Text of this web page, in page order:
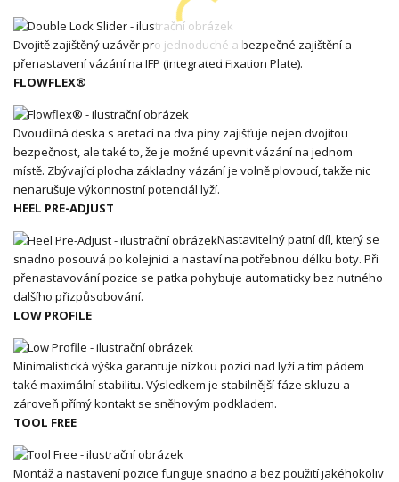
Dvojitě zajištěný uzávěr pro jednoduché a bezpečné zajištění a
přenastavení vázání na IFP (Integrated Fixation Plate).
FLOWFLEX®
Dvoudílná deska s aretací na dva piny zajišťuje nejen dvojitou
bezpečnost, ale také to, že je možné upevnit vázání na jednom
místě. Zbývající plocha základny vázání je volně plovoucí, takže nic
nenarušuje výkonnostní potenciál lyží.
HEEL PRE-ADJUST
Nastavitelný patní díl, který se
snadno posouvá po kolejnici a nastaví na potřebnou délku boty. Při
přenastavování pozice se patka pohybuje automaticky bez nutného
dalšího přizpůsobování.
LOW PROFILE
Minimalistická výška garantuje nízkou pozici nad lyží a tím pádem
také maximální stabilitu. Výsledkem je stabilnější fáze skluzu a
zároveň přímý kontakt se sněhovým podkladem.
TOOL FREE
Montáž a nastavení pozice funguje snadno a bez použití jakéhokoliv